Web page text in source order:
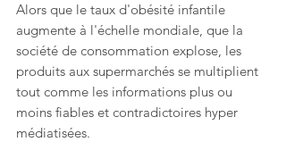
Alors que le taux d'obésité infantile
augmente à l'échelle mondiale, que la
société de consommation explose, les
produits aux supermarchés se multiplient
tout comme les informations plus ou
moins fiables et contradictoires hyper
médiatisées.